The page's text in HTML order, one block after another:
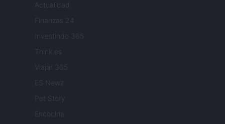
Actualidad
Finanzas 24
Investindo 365
Think.es
Viajar 365
ES Newz
Pet Story
Encocina